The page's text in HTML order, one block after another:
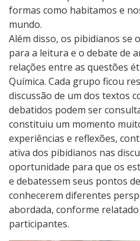
formas como habitamos e
mundo.
Além disso, os pibidianos se
para a leitura e o debate de
relações entre as questões
Química. Cada grupo ficou
discussão de um dos textos
debatidos podem ser
constituiu um momento
experiências e reflexões,
ativa dos pibidianos nas
oportunidade para que os
e debatessem seus pontos
conhecerem diferentes
abordada, conforme
participantes.